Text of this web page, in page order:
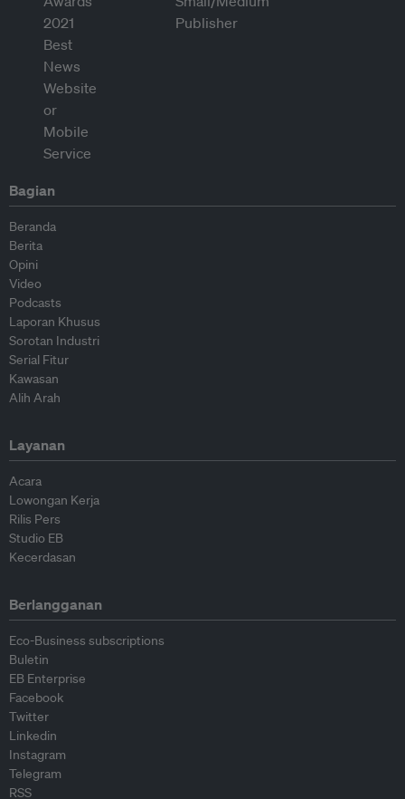
Bagian
Beranda
Berita
Opini
Video
Podcasts
Laporan Khusus
Sorotan Industri
Serial Fitur
Kawasan
Alih Arah
Layanan
Acara
Lowongan Kerja
Rilis Pers
Studio EB
Kecerdasan
Berlangganan
Eco-Business subscriptions
Buletin
EB Enterprise
Facebook
Twitter
Linkedin
Instagram
Telegram
RSS